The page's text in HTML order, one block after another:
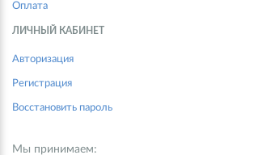
Оплата
ЛИЧНЫЙ КАБИНЕТ
Авторизация
Регистрация
Восстановить пароль
Мы принимаем: